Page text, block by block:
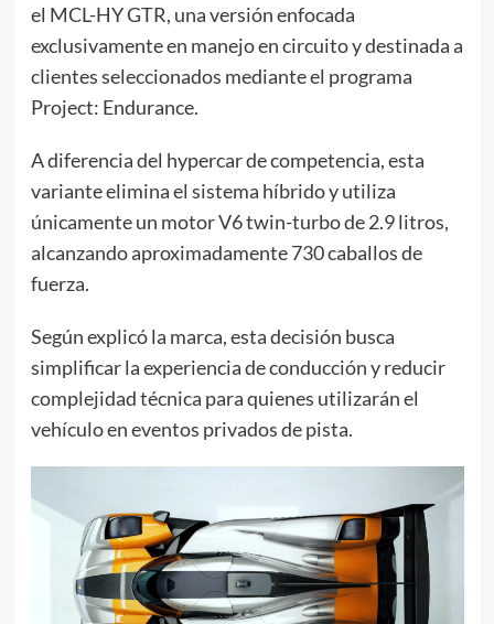
el MCL-HY GTR, una versión enfocada
exclusivamente en manejo en circuito y destinada a
clientes seleccionados mediante el programa
Project: Endurance.
A diferencia del hypercar de competencia, esta
variante elimina el sistema híbrido y utiliza
únicamente un motor V6 twin-turbo de 2.9 litros,
alcanzando aproximadamente 730 caballos de
fuerza.
Según explicó la marca, esta decisión busca
simplificar la experiencia de conducción y reducir
complejidad técnica para quienes utilizarán el
vehículo en eventos privados de pista.